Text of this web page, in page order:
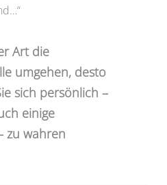
Art die
umgehen, desto
sich persönlich –
einige
zu wahren